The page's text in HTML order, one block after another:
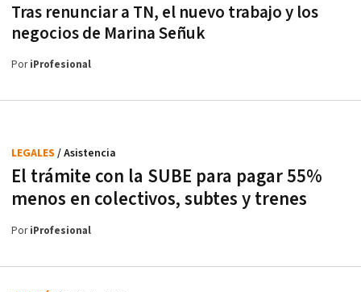
Tras renunciar a TN, el nuevo trabajo y los
negocios de Marina Señuk
PoriProfesional
El trámite con la SUBE para pagar 55%
menos en colectivos, subtes y trenes
LEGALES / Asistencia
PoriProfesional